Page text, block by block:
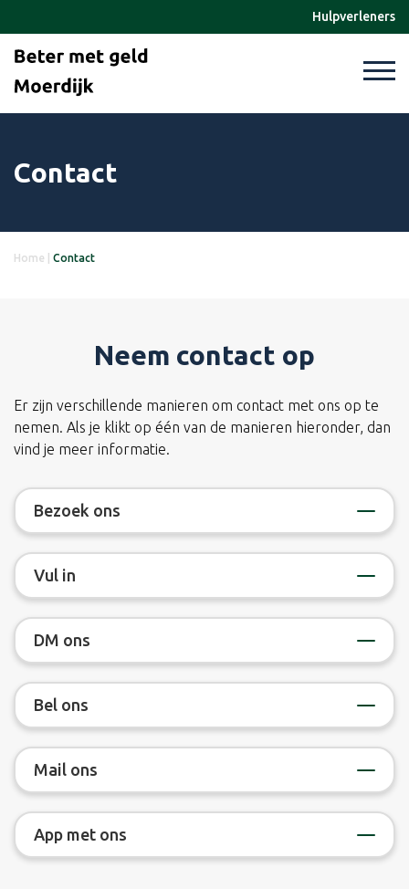
Hulpverleners
Contact
Home Contact
Neem contact op
Er zijn verschillende manieren om contact met ons op te
nemen. Als je klikt op één van de manieren hieronder, dan
vind je meer informatie.
Bezoek ons
Vul in
DM ons
Bel ons
Mail ons
App met ons